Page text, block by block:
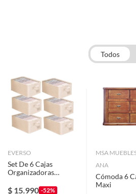
Todos
EVERSO
Set De 6 Cajas
Organizadoras
Ropa
$ 15.990 -52%
MSA
ANA
Cómoda 6
Maxi